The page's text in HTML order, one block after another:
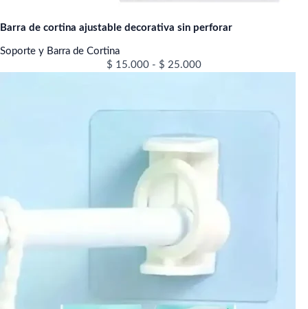
Barra de cortina ajustable decorativa sin perforar
Soporte y Barra de Cortina
$ 15.000 - $ 25.000
$ 36.000